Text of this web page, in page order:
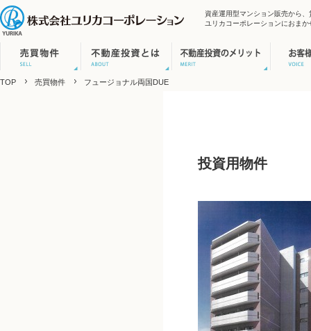
資産運用型マンション販売から
ユリカコーポレーションにおまか
TOP 売買物件 フュージョナル両国DUE
投資用物件